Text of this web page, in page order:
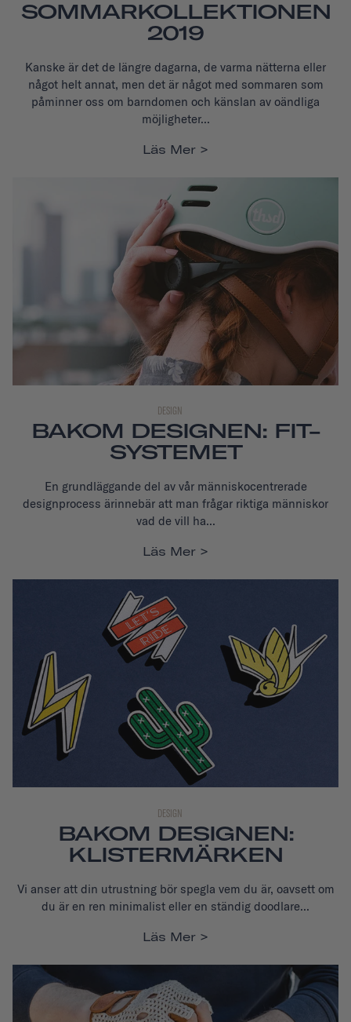
SOMMARKOLLEKTIONEN
2019
Kanske är det de längre dagarna, de varma nätterna eller
något helt annat, men det är något med sommaren som
påminner oss om barndomen och känslan av oändliga
möjligheter...
Läs Mer
DESIGN
BAKOM DESIGNEN: FIT-
SYSTEMET
En grundläggande del av vår människocentrerade
designprocess ärinnebär att man frågar riktiga människor
vad de vill ha...
Läs Mer
DESIGN
BAKOM DESIGNEN:
KLISTERMÄRKEN
Vi anser att din utrustning bör spegla vem du är, oavsett om
du är en ren minimalist eller en ständig doodlare...
Läs Mer